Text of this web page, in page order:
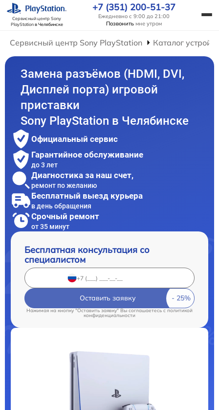
Сервисный центр Sony
PlayStationв Челябинске
+7 (351) 200-51-37
Ежедневно с 9:00 до 21:00
Позвонить мне утром
Сервисный центр Sony PlayStation Каталог
Замена разъёмов (HDMI, DVI,
Дисплей порта) игровой
приставки
Sony PlayStation в Челябинске
Официальный сервис
Гарантийное обслуживание
до 3 лет
Диагностика за наш счет,
ремонт по желанию
Бесплатный выезд курьера
в день обращения
Срочный ремонт
от 35 минут
Бесплатная консультация со
специалистом
Оставить заявку
Нажимая на кнопку "Оставить заявку" Вы соглашаетесь cполитикой
конфиденциальности